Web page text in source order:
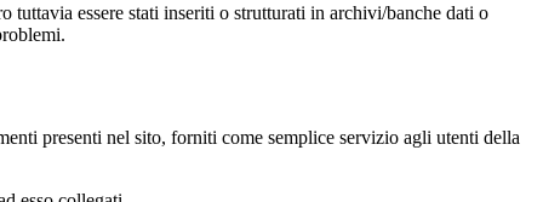
essere stati inseriti o strutturati in archivi/banche dati o
presenti nel sito, forniti come semplice servizio agli utenti della